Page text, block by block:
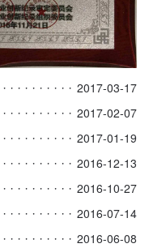
2017-03-17
2017-02-07
2017-01-19
2016-12-13
2016-10-27
2016-07-14
2016-06-08